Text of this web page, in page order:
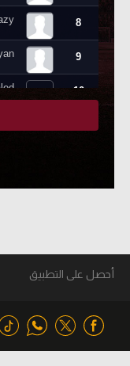
أحصل على التطبيق